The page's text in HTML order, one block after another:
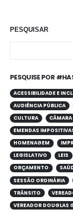
PESQUISAR
PESQUISE POR
ACESSIBILIDADE E
AUDIÊNCIA PÚBLICA
CULTURA
CÂMARA
EMENDAS
HOMENAGEM
LEGISLATIVO
LEIS
ORÇAMENTO
SESSÃO ORDINÁRIA
TRÂNSITO
VEREADOR DOUGLAS